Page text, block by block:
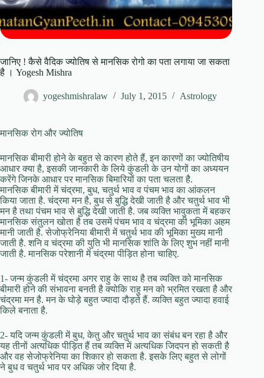
जानिए ! कैसे वैदिक ज्योतिष से मानसिक रोगो का पता लगाया जा सकता
है । Yogesh Mishra
yogeshmishralaw July 1, 2015 Astrology
मानसिक रोग और ज्योतिष
मानसिक बीमारी होने के बहुत से कारण होते हैं, इन कारणों का ज्योतिषीय
आधार क्या है, इसकी जानकारी के लिये कुंडली के उन योगों का अध्ययन
करेंगे जिनके आधार पर मानसिक बिमारियों का पता चलता है.
मानसिक बीमारी में चंद्रमा, बुध, चतुर्थ भाव व पंचम भाव का आंकलन
किया जाता है. चंद्रमा मन है, बुध से बुद्धि देखी जाती है और चतुर्थ भाव भी
मन है तथा पंचम भाव से बुद्धि देखी जाती है. जब व्यक्ति भावुकता में बहकर
मानसिक संतुलन खोता है तब उसमें पंचम भाव व चंद्रमा की भूमिका अहम
मानी जाती है. सेजोफ्रेनिया बीमारी में चतुर्थ भाव की भूमिका मुख्य मानी
जाती है. शनि व चंद्रमा की युति भी मानसिक शांति के लिए शुभ नहीं मानी
जाती है. मानसिक परेशानी में चंद्रमा पीड़ित होना चाहिए.
1- जन्म कुंडली में चंद्रमा अगर राहु के साथ है तब व्यक्ति को मानसिक
बीमारी होने की संभावना बनती है क्योकि राहु मन को भ्रमित रखता है और
चंद्रमा मन है. मन के घोड़े बहुत ज्यादा दौड़ते हैं. व्यक्ति बहुत ज्यादा हवाई
किले बनाता है.
2- यदि जन्म कुंडली में बुध, केतु और चतुर्थ भाव का संबंध बन रहा है और
यह तीनों अत्यधिक पीड़ित हैं तब व्यक्ति में अत्यधिक जिदपन हो सकती है
और वह सेजोफ्रेनिया का शिकार हो सकता है. इसके लिए बहुत से लोगों
ने बुध व चतुर्थ भाव पर अधिक जोर दिया है.